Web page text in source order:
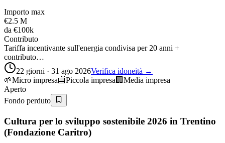
Importo max
€2.5 M
da €100k
Contributo
Tariffa incentivante sull'energia condivisa per 20 anni +
contributo…
22 giorni · 31 ago 2026Verifica idoneità →
🌱Micro impresa🏬Piccola impresa 🏢 Media impresa
Aperto
Fondo perduto
Cultura per lo sviluppo sostenibile 2026 in Trentino
(Fondazione Caritro)